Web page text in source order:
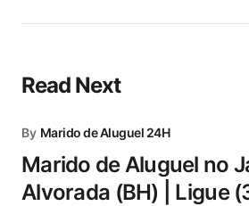
Read Next
By Marido de Aluguel 24H
Marido de Aluguel no
Alvorada (BH) | Ligue